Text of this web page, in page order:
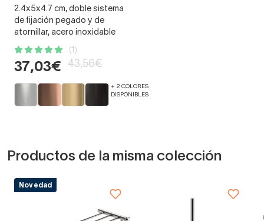
2.4x5x4.7 cm, doble sistema
de fijación pegado y de
atornillar, acero inoxidable
(1)
37,03€ 43,56€
+ 2 COLORES
DISPONIBLES
Productos de la misma colección
Novedad